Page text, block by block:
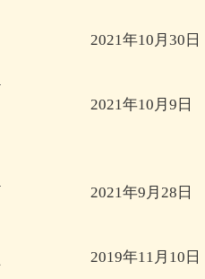
2021年10月30日
2021年10月9日
2021年9月28日
2019年11月10日